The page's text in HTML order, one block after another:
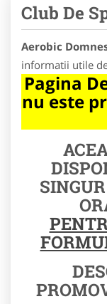
Club De
Aerobic
informatii utile
Pagina
nu este